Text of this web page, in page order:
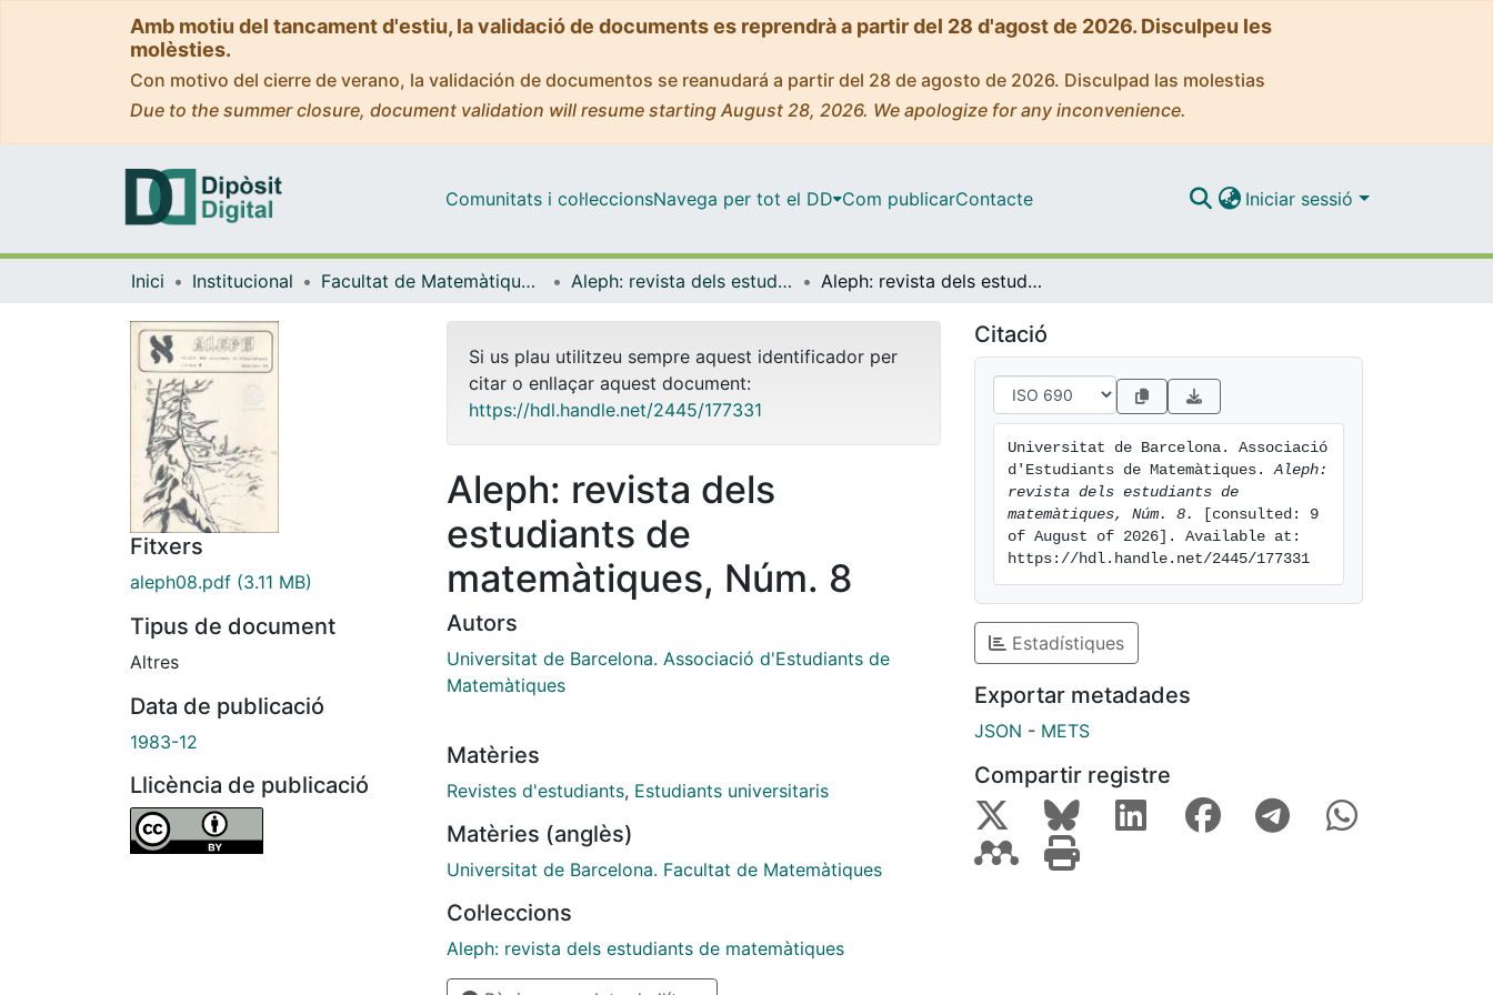
Amb motiu del tancament d'estiu, la validació de documents es reprendrà a partir del 28 d'agost de 2026. Disculpeu les
molèsties.
Con motivo del cierre de verano, la validación de documentos se reanudará a partir del 28 de agosto de 2026. Disculpad las molestias
Due to the summer closure, document validation will resume starting August 28, 2026. We apologize for any inconvenience.
Comunitats i col·leccionsNavega per tot el DD Com publicarContacte Iniciar sessió
Inici Institucional Facultat de Matemàtiques i Informàtica Aleph: revista dels estudiants de matemàtiques Aleph: revista dels estudiants de matemàtiques, Núm. 8
Fitxers
aleph08.pdf (3.11 MB)
Tipus de document
Altres
Data de publicació
1983-12
Llicència de publicació
Si us plau utilitzeu sempre aquest identificador per
citar o enllaçar aquest document:
https://hdl.handle.net/2445/177331
Aleph: revista dels
estudiants de
matemàtiques, Núm. 8
Autors
Universitat de Barcelona. Associació d'Estudiants de
Matemàtiques
Matèries
Revistes d'estudiants, Estudiants universitaris
Matèries (anglès)
Universitat de Barcelona. Facultat de Matemàtiques
Col·leccions
Aleph: revista dels estudiants de matemàtiques
Citació
Universitat de Barcelona. Associació
d'Estudiants de Matemàtiques. Aleph:
revista dels estudiants de
matemàtiques, Núm. 8.
[consulted: 9
of August of 2026]. Available at:
https://hdl.handle.net/2445/177331
Estadístiques
Exportar metadades
JSON - METS
Compartir registre